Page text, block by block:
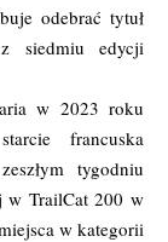
odebrać tytuł
siedmiu edycji
w 2023 roku
francuska
tygodniu
w TrailCat 200 w
w kategorii